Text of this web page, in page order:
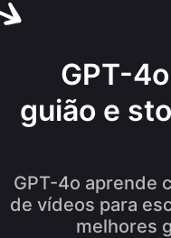
GPT-
guião e
GPT-4o aprende
de vídeos para
melhores